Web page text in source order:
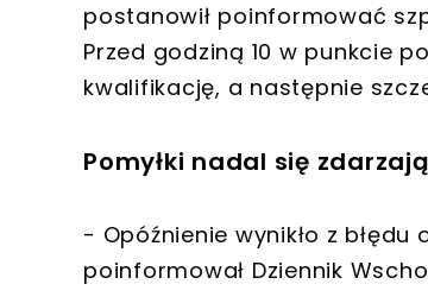
postanowił poinformować
Przed godziną 10 w punkcie
kwalifikację, a następnie
Pomyłki nadal się zdarzają
- Opóźnienie wynikło z
poinformował Dziennik